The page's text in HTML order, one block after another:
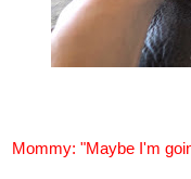
Mommy: "Maybe I'm